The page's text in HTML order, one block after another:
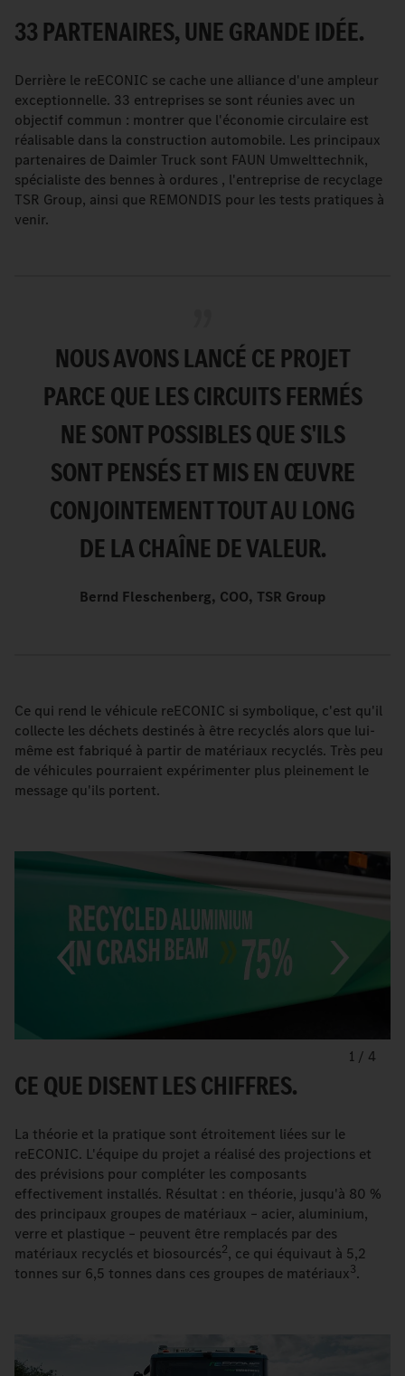
33 PARTENAIRES, UNE GRANDE IDÉE.
Derrière le reECONIC se cache une alliance d'une ampleur
exceptionnelle. 33 entreprises se sont réunies avec un
objectif commun : montrer que l'économie circulaire est
réalisable dans la construction automobile. Les principaux
partenaires de Daimler Truck sont FAUN Umwelttechnik,
spécialiste des bennes à ordures , l'entreprise de recyclage
TSR Group, ainsi que REMONDIS pour les tests pratiques à
venir.
NOUS AVONS LANCÉ CE PROJET
PARCE QUE LES CIRCUITS FERMÉS
NE SONT POSSIBLES QUE S'ILS
SONT PENSÉS ET MIS EN ŒUVRE
CONJOINTEMENT TOUT AU LONG
DE LA CHAÎNE DE VALEUR.
Bernd Fleschenberg, COO, TSR Group
Ce qui rend le véhicule reECONIC si symbolique, c'est qu'il
collecte les déchets destinés à être recyclés alors que lui-
même est fabriqué à partir de matériaux recyclés. Très peu
de véhicules pourraient expérimenter plus pleinement le
message qu'ils portent.
1 / 4
CE QUE DISENT LES CHIFFRES.
La théorie et la pratique sont étroitement liées sur le
reECONIC. L'équipe du projet a réalisé des projections et
des prévisions pour compléter les composants
effectivement installés. Résultat : en théorie, jusqu'à 80 %
des principaux groupes de matériaux – acier, aluminium,
verre et plastique – peuvent être remplacés par des
matériaux recyclés et biosourcés2, ce qui équivaut à 5,2
tonnes sur 6,5 tonnes dans ces groupes de matériaux3.